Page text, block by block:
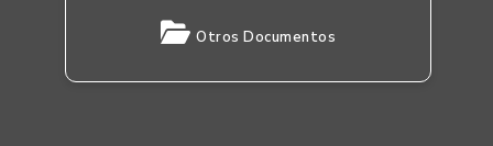
Otros Documentos